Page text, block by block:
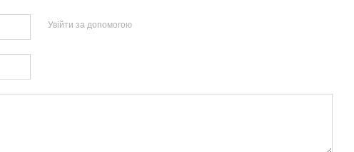
Увійти за допомогою